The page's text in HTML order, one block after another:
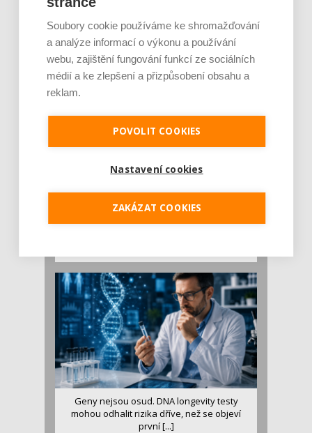
Léto je ideálním časem dopřát hormonům
luštěniny jsou práv...
stravě ho mám dostatek. Znáte nejčastějš [...]
Geny nejsou osud. DNA longevity testy
mohou odhalit rizika dříve, než se objeví
první [...]
Soubory cookie používáme ke shromažďování
a analýze informací o výkonu a používání
webu, zajištění fungování funkcí ze sociálních
médií a ke zlepšení a přizpůsobení obsahu a
reklam.
POVOLIT COOKIES
Nastavení cookies
ZAKÁZAT COOKIES